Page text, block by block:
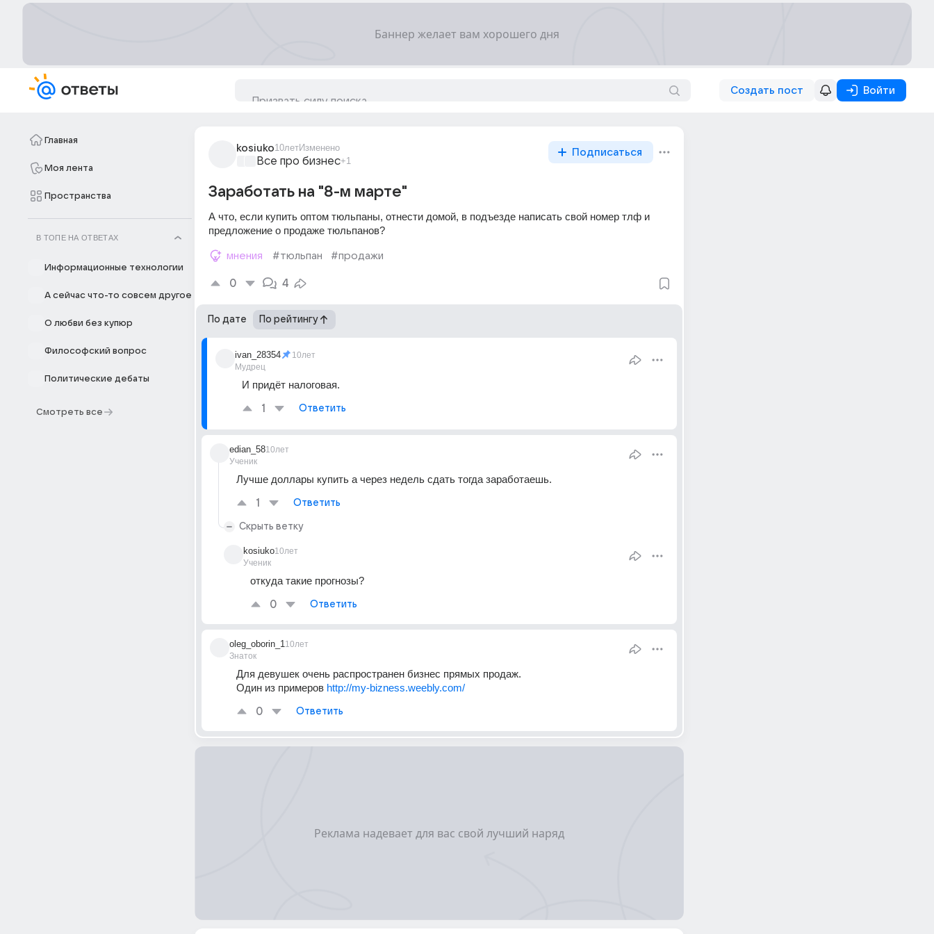
Создать пост Войти
Главная
Моя лента
Пространства
В ТОПЕ НА ОТВЕТАХ
Информационные технологии
А сейчас что-то совсем другое
О любви без купюр
Философский вопрос
Политические дебаты
Смотреть все
kosiuko10летИзменено
Все про бизнес+1
Подписаться
Заработать на "8-м марте"
А что, если купить оптом тюльпаны, отнести домой, в подъезде написать свой номер тлф и
предложение о продаже тюльпанов?
мнения #тюльпан #продажи
0 4
По дате По рейтингу
ivan_28354
Мудрец
10лет
И придёт налоговая.
1 Ответить
edian_58
Ученик
10лет
Лучше доллары купить а через недель сдать тогда заработаешь.
1 Ответить
Скрыть ветку
kosiuko
Ученик
10лет
откуда такие прогнозы?
0 Ответить
oleg_oborin_1
Знаток
10лет
Для девушек очень распространен бизнес прямых продаж.
Один из примеров http://my-bizness.weebly.com/
0 Ответить